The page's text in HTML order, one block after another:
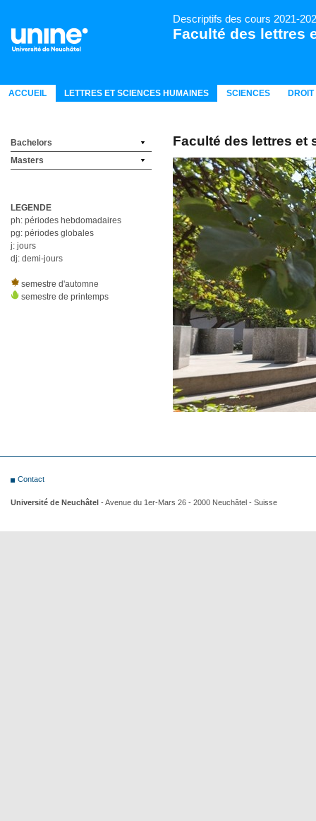
Descriptifs des cours 2021-
Faculté des lettres
ACCUEIL LETTRES ET SCIENCES HUMAINES SCIENCES DROIT
Bachelors
Masters
LEGENDE
ph: périodes hebdomadaires
pg: périodes globales
j: jours
dj: demi-jours
semestre d'automne
semestre de printemps
Faculté des lettres et
Contact
Université de Neuchâtel - Avenue du 1er-Mars 26 - 2000 Neuchâtel - Suisse